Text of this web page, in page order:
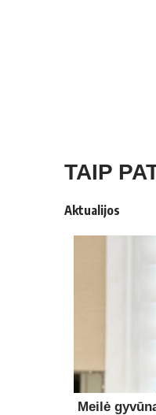
TAIP
Aktualijos
Meilė